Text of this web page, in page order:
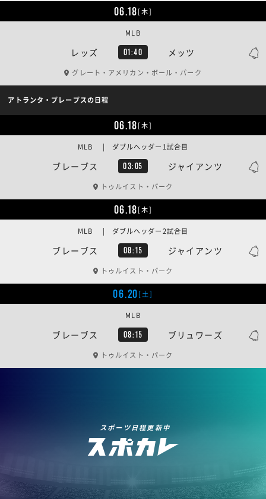
06.18[木]
レッズ 01:40 メッツ
MLB
グレート・アメリカン・ボール・パーク
アトランタ・ブレーブスの日程
06.18[木]
ブレーブス 03:05 ジャイアンツ
MLB | ダブルヘッダー1試合目
トゥルイスト・パーク
06.18[木]
ブレーブス 08:15 ジャイアンツ
MLB | ダブルヘッダー2試合目
トゥルイスト・パーク
06.20[土]
ブレーブス 08:15 ブリュワーズ
MLB
トゥルイスト・パーク
スポーツ日程更新中